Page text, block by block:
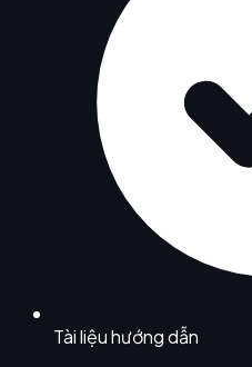
Tài liệu hướng dẫn